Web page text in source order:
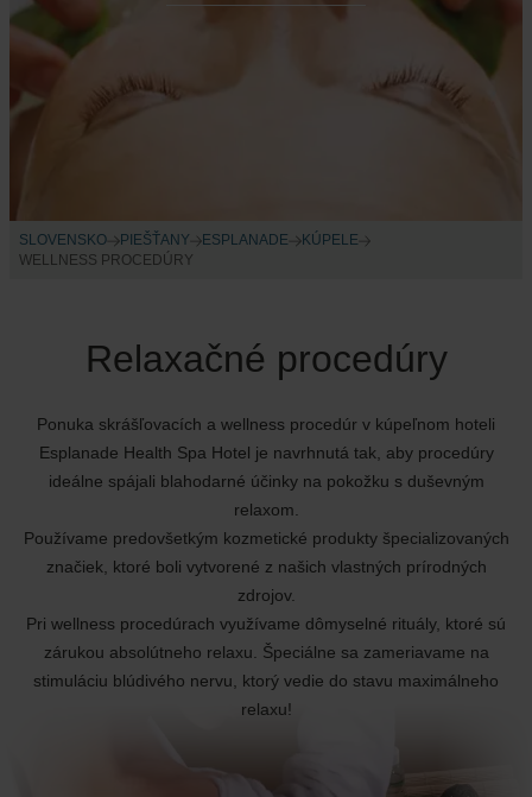
SLOVENSKO PIEŠŤANY ESPLANADE
KÚPELE
WELLNESS PROCEDÚRY
Relaxačné procedúry
Ponuka skrášľovacích a wellness procedúr v kúpeľnom hoteli
Esplanade Health Spa Hotel je navrhnutá tak, aby procedúry
ideálne spájali blahodarné účinky na pokožku s duševným
relaxom.
Používame predovšetkým kozmetické produkty špecializovaných
značiek, ktoré boli vytvorené z našich vlastných prírodných
zdrojov.
Pri wellness procedúrach využívame dômyselné rituály, ktoré sú
zárukou absolútneho relaxu. Špeciálne sa zameriavame na
stimuláciu blúdivého nervu, ktorý vedie do stavu maximálneho
relaxu!